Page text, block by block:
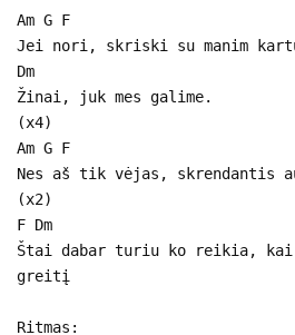
Am G F
Jei nori, skriski su manim
Dm
Žinai, juk mes galime.
(x4)
Am G F
Nes aš tik vėjas, skrendantis
(x2)
F Dm
Štai dabar turiu ko reikia, kai
greitį
Ritmas: